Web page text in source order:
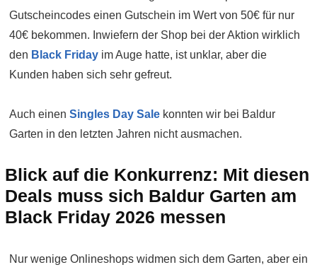
Gutscheincodes einen Gutschein im Wert von 50€ für nur
40€ bekommen. Inwiefern der Shop bei der Aktion wirklich
den Black Friday im Auge hatte, ist unklar, aber die
Kunden haben sich sehr gefreut.
Auch einen Singles Day Sale konnten wir bei Baldur
Garten in den letzten Jahren nicht ausmachen.
Blick auf die Konkurrenz: Mit diesen
Deals muss sich Baldur Garten am
Black Friday 2026 messen
Nur wenige Onlineshops widmen sich dem Garten, aber ein